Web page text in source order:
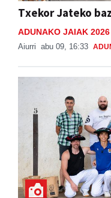
Txekor Jateko
ADUNAKO JAIAK 2026
Aiurri abu 09, 16:33